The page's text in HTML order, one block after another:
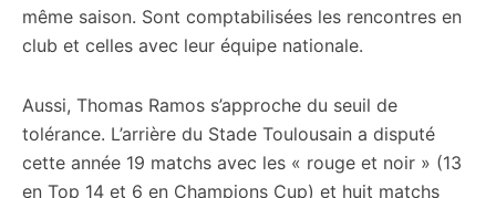
même saison. Sont comptabilisées les rencontres en
club et celles avec leur équipe nationale.
Aussi, Thomas Ramos s’approche du seuil de
tolérance. L’arrière du Stade Toulousain a disputé
cette année 19 matchs avec les « rouge et noir » (13
en Top 14 et 6 en Champions Cup) et huit matchs